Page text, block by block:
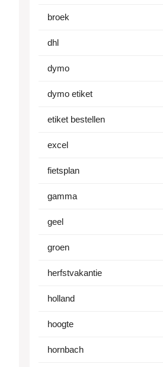
broek
dhl
dymo
dymo etiket
etiket bestellen
excel
fietsplan
gamma
geel
groen
herfstvakantie
holland
hoogte
hornbach